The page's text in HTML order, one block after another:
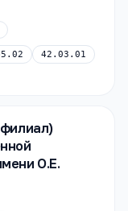
42.03.01
О.Е.